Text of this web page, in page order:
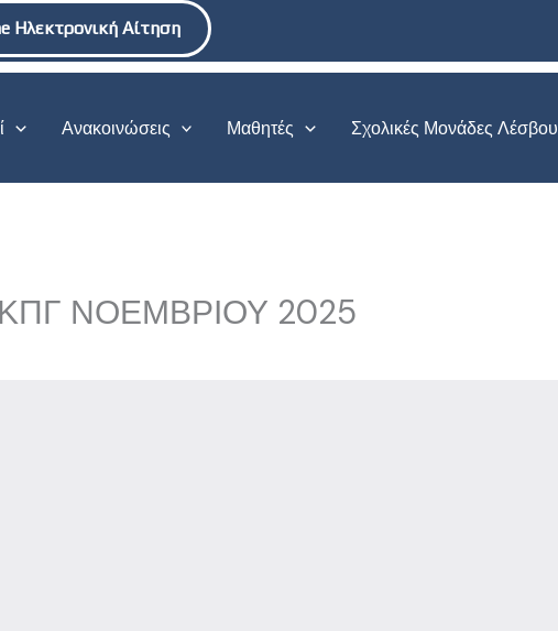
Ηλεκτρονική Αίτηση
Ανακοινώσεις Μαθητές Σχολικές Μονάδες Λέσβου
ΝΟΕΜΒΡΙΟΥ 2025